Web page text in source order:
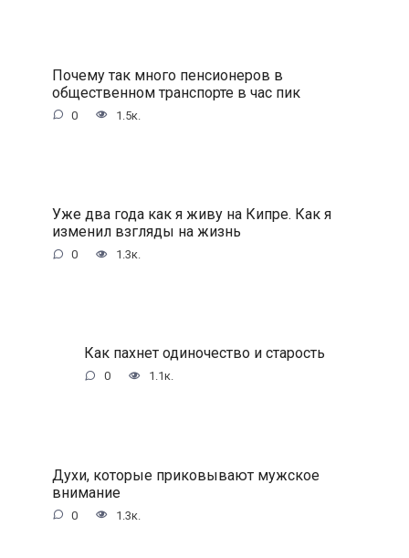
Почему так много пенсионеров в
общественном транспорте в час пик
0 1.5к.
Уже два года как я живу на Кипре. Как я
изменил взгляды на жизнь
0 1.3к.
Как пахнет одиночество и старость
0 1.1к.
Духи, которые приковывают мужское
внимание
0 1.3к.